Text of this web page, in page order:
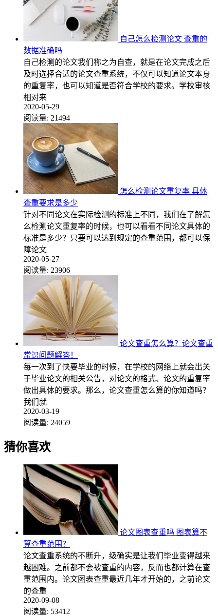
自己怎么检测论文 查重的
数据准确吗
自己检测的论文我们称之为自查，就是在论文完成之后
及时选择合适的论文查重系统，不仅可以知道论文本身
的重复率，也可以知道是否符合学校的要求。学校审核
相对来
2020-05-29
阅读量: 21494
怎么检测论文重复率 具体
查重要求是多少
针对不同论文在实际检测的标准上不同，我们在了解怎
么检测论文重复率的时候，也可以看看不同论文具体的
标准是多少？只要可以达到规定的查重范围，都可以保
障论文
2020-05-27
阅读量: 23906
论文查重怎么算？论文查重
常识问题解答！
每一次到了快要毕业的时候，在学校的网络上就会出关
于毕业论文的相关公告，对论文的格式、论文的重复率
做出具体的要求。那么，论文查重怎么算的你知道吗？
我们就
2020-03-19
阅读量: 24059
猜你喜欢
论文图表查重吗 图表算不
算查重范围？
论文查重系统的不断升，级确实是让我们毕业变得越来
越困难。之前都不会被查重的内容，反而也都计算在查
重范围内。论文图表查重最近几年才开始的，之前论文
的查重
2020-09-08
阅读量: 53412